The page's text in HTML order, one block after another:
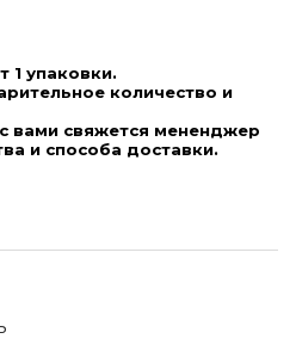
1 упаковки.
количество и
вами свяжется мененджер
и способа доставки.